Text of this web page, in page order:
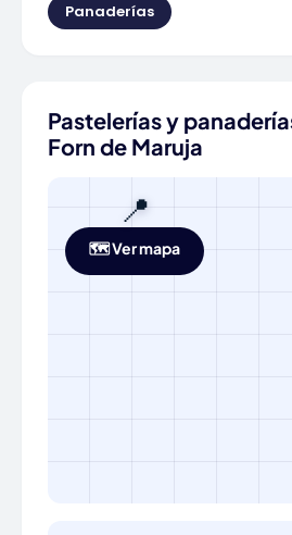
Panaderías
Pastelerías y
Forn de Maruja
📍
🗺️ Ver mapa